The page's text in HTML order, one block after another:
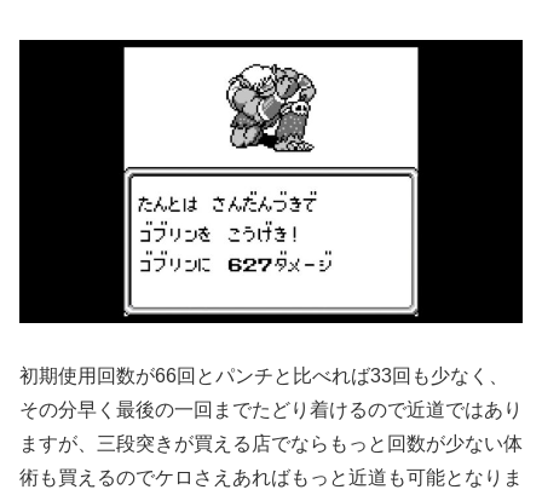
初期使用回数が66回とパンチと比べれば33回も少なく、
その分早く最後の一回までたどり着けるので近道ではあり
ますが、三段突きが買える店でならもっと回数が少ない体
術も買えるのでケロさえあればもっと近道も可能となりま